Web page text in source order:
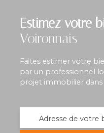
Estimez votre
Voironnais
Faites estimer votre
par un professionnel
projet immobilier dans
Adresse de votre